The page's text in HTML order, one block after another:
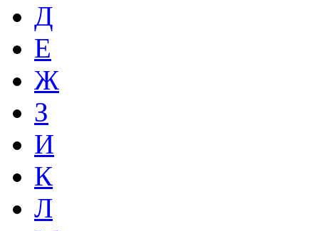
Д
Е
Ж
З
И
К
Л